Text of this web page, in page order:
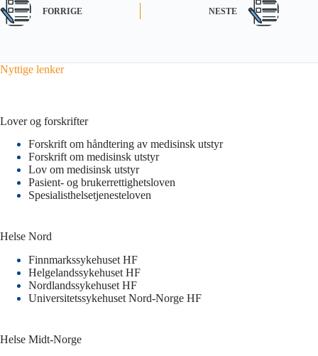
FORRIGE NESTE
Nyttige lenker
Lover og forskrifter
Forskrift om håndtering av medisinsk utstyr
Forskrift om medisinsk utstyr
Lov om medisinsk utstyr
Pasient- og brukerrettighetsloven
Spesialisthelsetjenesteloven
Helse Nord
Finnmarkssykehuset HF
Helgelandssykehuset HF
Nordlandssykehuset HF
Universitetssykehuset Nord-Norge HF
Helse Midt-Norge